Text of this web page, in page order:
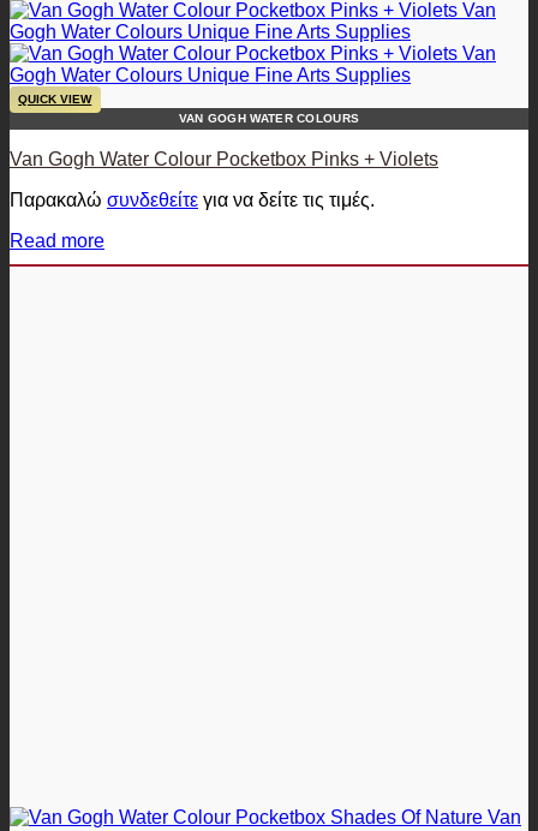
QUICK VIEW
VAN GOGH WATER COLOURS
Van Gogh Water Colour Pocketbox Pinks + Violets
Παρακαλώ συνδεθείτε για να δείτε τις τιμές.
Read more